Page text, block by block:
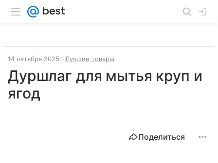
14 октября 2025 Лучшие товары
Дуршлаг для мытья круп и
ягод
Поделиться